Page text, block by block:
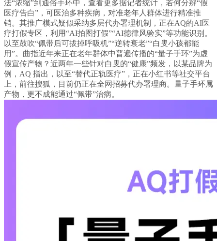
法“浓缩”到通俗手环中，查看更多据记者统计，若何分辨“假
医疗告白”，可医治多种疾病，对准老年人群体进行精准推
销。其推广模式疑似采纳多层代办署理机制，正在AQ的AI医
疗打假专区，利用“AI拍图打假”“AI德律风验实”等功能识别。
以至鼓吹“佩带后可拔掉呼吸机”“逆转衰老”“白叟小孩都能
用”。曲指近年来正在老年群体中普遍传播的“量子手环”为虚
假宣传产物？近两年一些针对白叟的“健康”频发，以某品牌为
例，AQ 指出，以至“替代正轨医疗”，正在小红书等社交平台
上，前往搜狐，目前仍正在全网招募代办署理商。量子手环属
产物，更不成能通过“佩带”治病。